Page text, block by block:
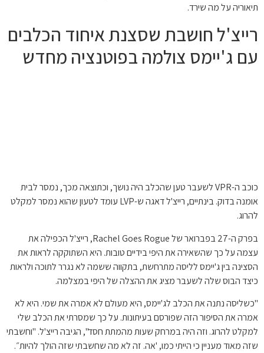
תיאוריה על מה שירד.
רייצ'ל חושבת שסצנת איחוד הכלבים
עם ג'יימס צולמה בפוטנציה מחדש
כוכב ה-VPR לשעבר טען שהכלב היה נושך, וכתוצאה מכך, נמסר לבית
אומנה בדוק. בינתיים, רייצ'ל דאגה ש-LVP עומד לטעון שהוא נמסר למקלט
להרוג.
בפרק ה-27 בפברואר של Rachel Goes Rogue, רייצ'ל הכפילה את
עצמה על כך שהשאירה את היפי בידיים טובות. היא השתוקקה לראות את
הסצינה בין ג'יימס לליסה מתרחשת, בתקווה ששמה לא נגרר לתוכה ולראות
כיצד הבוס שלה לשעבר מציג את ההצלה של היפי במצלמה.
"כשליסה נתנה את הכלב לג'יימס, היא מעולם לא אמרה את שמי. היא לא
אמרה את הסיפור הזה שפורסם בעיתונות. על כך שמסרתי את הכלב שלי
למקלט להרוג. וזה היה במרחק שעות מהמתת חסד", הגיבה רייצ'ל. "וחשבתי
שזה מאוד מעניין כי הייתי כמו, 'אה. זה לא מה שחשבתי שזה הולך להיות״.